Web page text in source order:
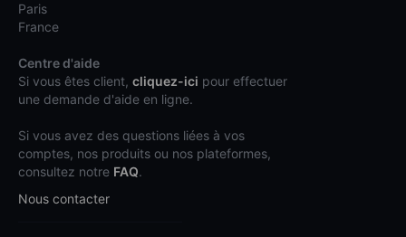
Paris
France
Centre d'aide
Si vous êtes client, cliquez-ici pour effectuer
une demande d'aide en ligne.
Si vous avez des questions liées à vos
comptes, nos produits ou nos plateformes,
consultez notre FAQ.
Nous contacter